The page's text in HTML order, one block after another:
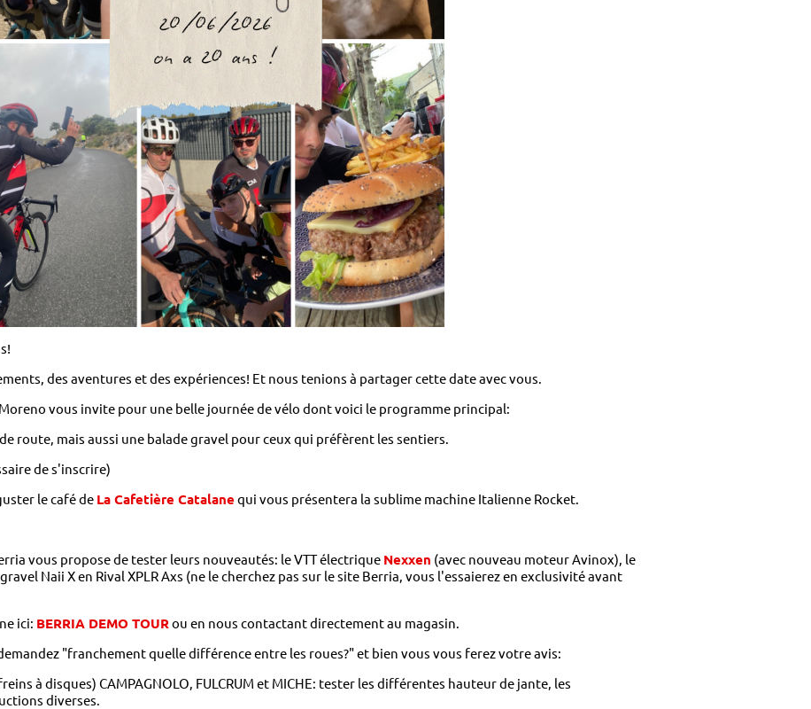
des aventures et des expériences! Et nous tenions à partager cette date avec vous.
vous invite pour une belle journée de vélo dont voici le programme principal:
route, mais aussi une balade gravel pour ceux qui préfèrent les sentiers.
de s'inscrire)
le café de La Cafetière Catalane qui vous présentera la sublime machine Italienne Rocket.
vous propose de tester leurs nouveautés: le VTT électrique Nexxen (avec nouveau moteur Avinox), le
Naii X en Rival XPLR Axs (ne le cherchez pas sur le site Berria, vous l'essaierez en exclusivité avant
ici: BERRIA DEMO TOUR ou en nous contactant directement au magasin.
"franchement quelle différence entre les roues?" et bien vous vous ferez votre avis:
à disques) CAMPAGNOLO, FULCRUM et MICHE: tester les différentes hauteur de jante, les
diverses.